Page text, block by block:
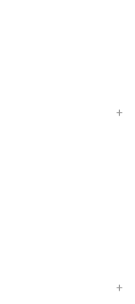
+
+